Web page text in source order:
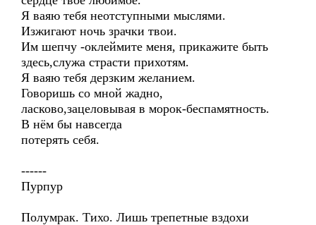
Я ваяю тебя неотступными мыслями.
Изжигают ночь зрачки твои.
Им шепчу -оклеймите меня, прикажите быть
здесь,служа страсти прихотям.
Я ваяю тебя дерзким желанием.
Говоришь со мной жадно,
ласково,зацеловывая в морок-беспамятность.
В нём бы навсегда
потерять себя.
------
Пурпур
Полумрак. Тихо. Лишь трепетные вздохи